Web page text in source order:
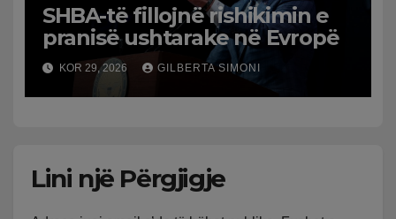
SHBA-të fillojnë rishikimin e
pranisë ushtarake në Evropë
KOR 29, 2026 GILBERTA SIMONI
Lini një Përgjigje